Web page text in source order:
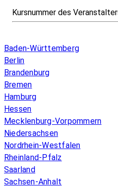
Kursnummer des
Baden-Württemberg
Berlin
Brandenburg
Bremen
Hamburg
Hessen
Mecklenburg-Vorpommern
Niedersachsen
Nordrhein-Westfalen
Rheinland-Pfalz
Saarland
Sachsen-Anhalt